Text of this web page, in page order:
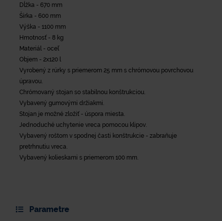
Dĺžka - 670 mm
Šírka - 600 mm
Výška - 1100 mm
Hmotnosť - 8 kg
Materiál - oceľ
Objem - 2x120 l
Vyrobený z rúrky s priemerom 25 mm s chrómovou povrchovou
úpravou.
Chrómovaný stojan so stabilnou konštrukciou.
Vybavený gumovými držiakmi.
Stojan je možné zložiť - úspora miesta.
Jednoduché uchytenie vreca pomocou klipov.
Vybavený roštom v spodnej časti konštrukcie - zabraňuje
pretrhnutiu vreca.
Vybavený kolieskami s priemerom 100 mm.
Parametre